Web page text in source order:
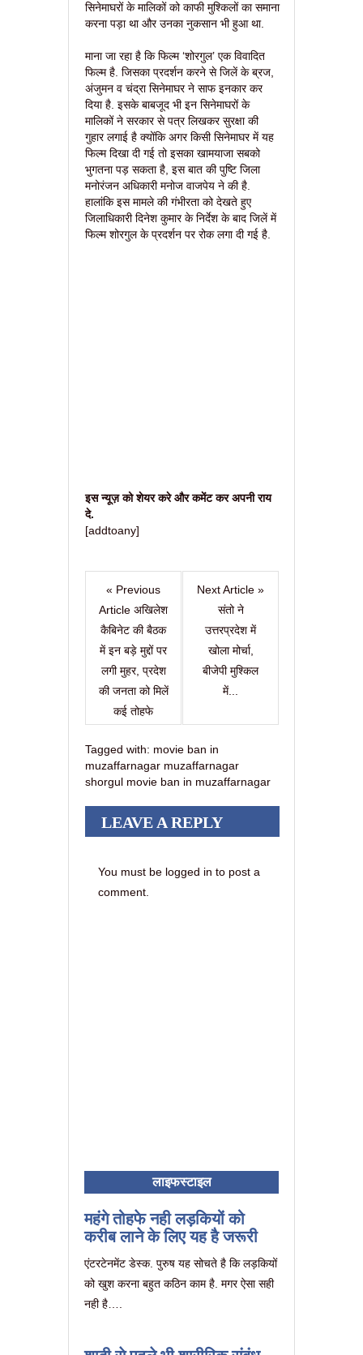
सिनेमाघरों के मालिकों को काफी मुश्किलों का समाना
करना पड़ा था और उनका नुकसान भी हुआ था.
माना जा रहा है कि फिल्म ‘शोरगुल’ एक विवादित
फिल्म है. जिसका प्रदर्शन करने से जिलें के ब्रज,
अंजुमन व चंद्रा सिनेमाघर ने साफ इनकार कर
दिया है. इसके बाबजूद भी इन सिनेमाघरों के
मालिकों ने सरकार से पत्र लिखकर सुरक्षा की
गुहार लगाई है क्योंकि अगर किसी सिनेमाघर में यह
फिल्म दिखा दी गई तो इसका खामयाजा सबको
भुगतना पड़ सकता है, इस बात की पुष्टि जिला
मनोरंजन अधिकारी मनोज वाजपेय ने की है.
हालांकि इस मामले की गंभीरता को देखते हुए
जिलाधिकारी दिनेश कुमार के निर्देश के बाद जिलें में
फिल्म शोरगुल के प्रदर्शन पर रोक लगा दी गई है.
इस न्यूज़ को शेयर करे और कमेंट कर अपनी राय
दे.
[addtoany]
« Previous
Article अखिलेश
कैबिनेट की बैठक
में इन बड़े मुद्दों पर
लगी मुहर, प्रदेश
की जनता को मिलें
कई तोहफे
Next Article »
संतो ने
उत्तरप्रदेश में
खोला मोर्चा,
बीजेपी मुश्किल
में...
Tagged with: movie ban in
muzaffarnagar muzaffarnagar
shorgul movie ban in muzaffarnagar
LEAVE A REPLY
You must be logged in to post a
comment.
लाइफस्टाइल
महंगे तोहफे नही लड़कियों को
करीब लाने के लिए यह है जरूरी
एंटरटेनमेंट डेस्क. पुरुष यह सोचते है कि लड़कियों
को खुश करना बहुत कठिन काम है. मगर ऐसा सही
नही है….